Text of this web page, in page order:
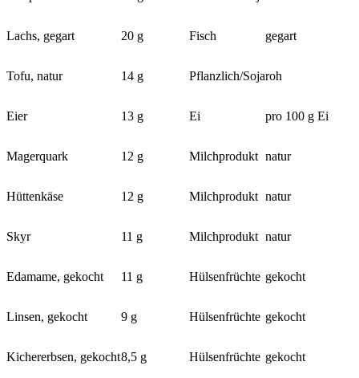
Lachs, gegart 20 g Fisch gegart
Tofu, natur 14 g Pflanzlich/Sojaroh
Eier 13 g Ei pro 100 g Ei
Magerquark 12 g Milchprodukt natur
Hüttenkäse 12 g Milchprodukt natur
Skyr 11 g Milchprodukt natur
Edamame, gekocht 11 g Hülsenfrüchte gekocht
Linsen, gekocht 9 g Hülsenfrüchte gekocht
Kichererbsen, gekocht8,5 g Hülsenfrüchte gekocht